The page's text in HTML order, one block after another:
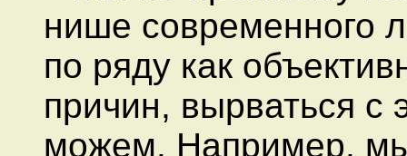
нише современного
по ряду как
причин, вырваться с
можем. Например,